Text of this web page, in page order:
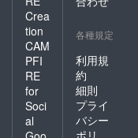
Crea
tion
CAM
PFI
RE
for
Soci
al
各種規定
利用規
約
細則
プライ
バシー
ポリ